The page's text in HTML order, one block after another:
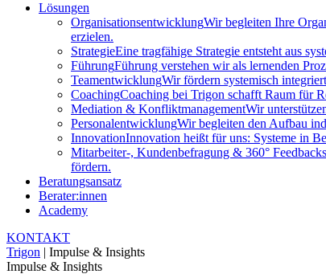
Lösungen
OrganisationsentwicklungWir begleiten Ihre
erzielen.
StrategieEine tragfähige Strategie entsteht aus
FührungFührung verstehen wir als lernenden
TeamentwicklungWir fördern systemisch
CoachingCoaching bei Trigon schafft Raum für
Mediation & KonfliktmanagementWir
PersonalentwicklungWir begleiten den Aufbau
InnovationInnovation heißt für uns: Systeme in
Mitarbeiter-, Kundenbefragung & 360° Feedbacks
fördern.
Beratungsansatz
Berater:innen
Academy
KONTAKT
Trigon | Impulse & Insights
Impulse & Insights